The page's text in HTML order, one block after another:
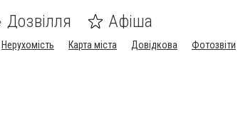
Дозвілля Афіша
Нерухомість Карта міста Довідкова Фотозвіти